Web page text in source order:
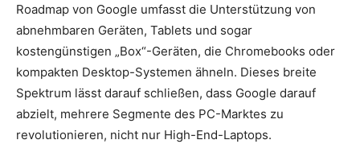
Roadmap von Google umfasst die Unterstützung von
abnehmbaren Geräten, Tablets und sogar
kostengünstigen „Box“-Geräten, die Chromebooks oder
kompakten Desktop-Systemen ähneln. Dieses breite
Spektrum lässt darauf schließen, dass Google darauf
abzielt, mehrere Segmente des PC-Marktes zu
revolutionieren, nicht nur High-End-Laptops.